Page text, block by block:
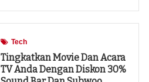
Tech
Tingkatkan Movie Dan Acara
TV Anda Dengan Diskon 30%